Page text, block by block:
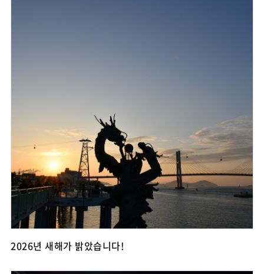
2026년 새해가 밝았습니다!